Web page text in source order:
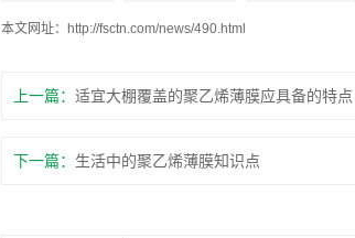
本文网址： http://fsctn.com/news/490.html
上一篇： 适宜大棚覆盖的聚乙烯薄膜应具备的特点
下一篇： 生活中的聚乙烯薄膜知识点